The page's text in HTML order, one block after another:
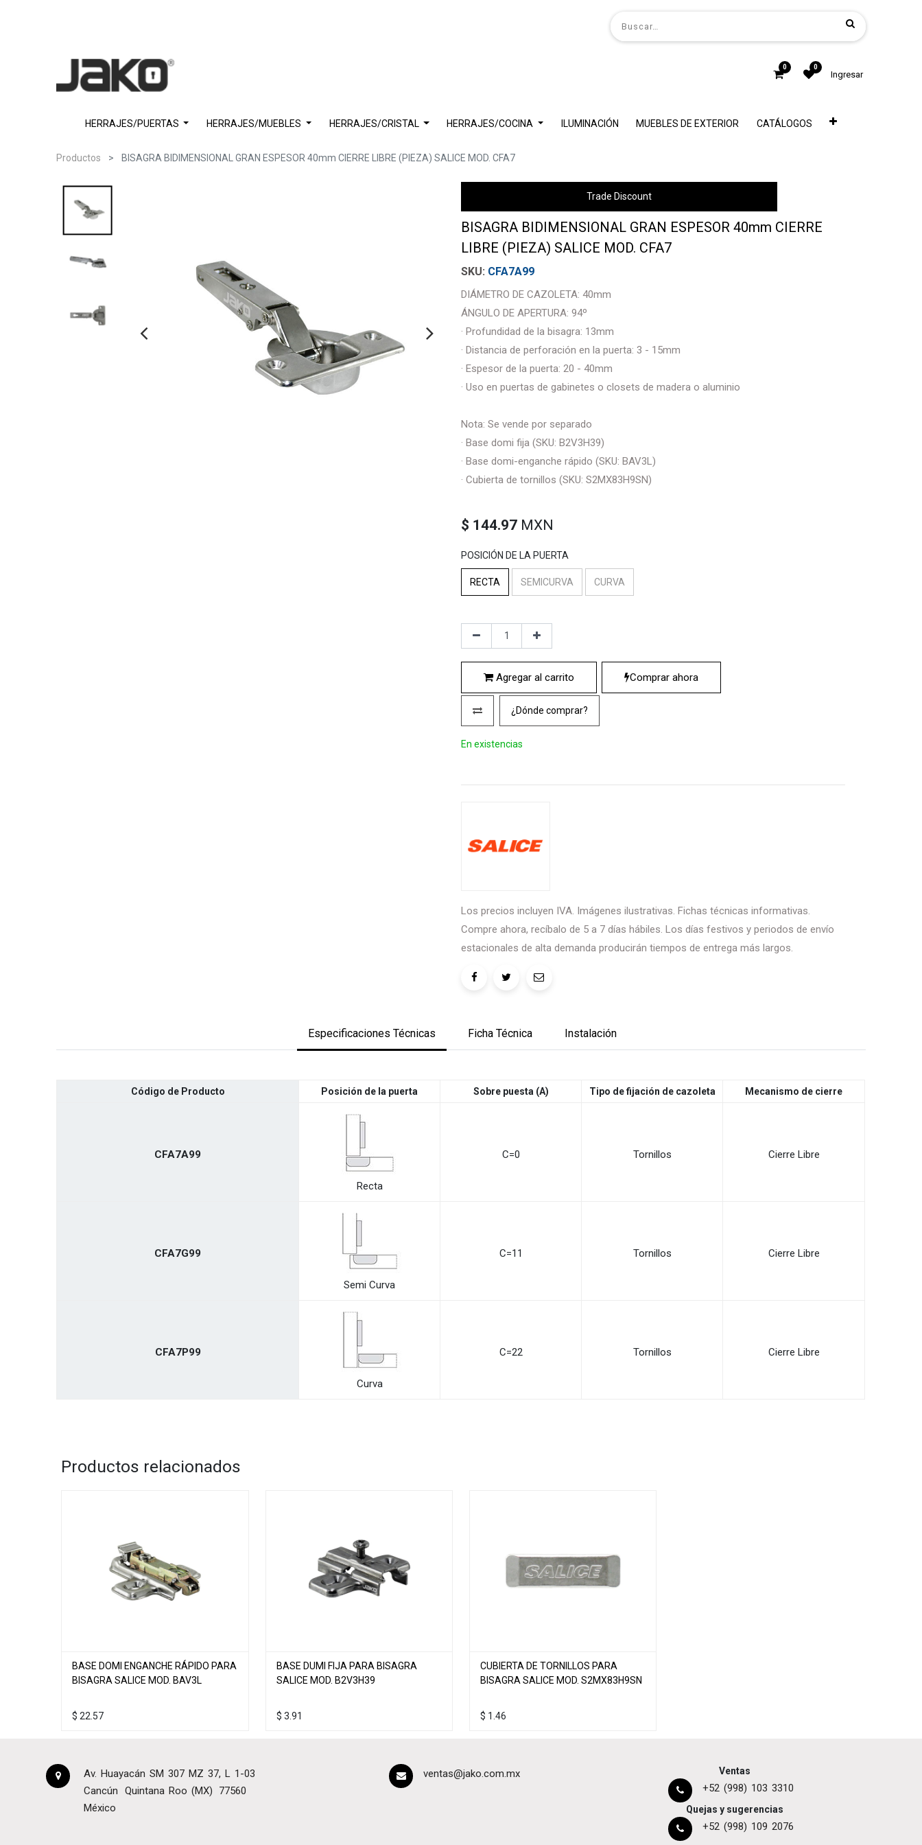
0 0
Ingresar
HERRAJES/PUERTAS HERRAJES/MUEBLES HERRAJES/CRISTAL HERRAJES/COCINA ILUMINACIÓN MUEBLES DE EXTERIOR CATÁLOGOS
Productos BISAGRA BIDIMENSIONAL GRAN ESPESOR 40mm CIERRE LIBRE (PIEZA) SALICE MOD. CFA7
Trade Discount
BISAGRA BIDIMENSIONAL GRAN ESPESOR 40mm CIERRE
LIBRE (PIEZA) SALICE MOD. CFA7
CFA7A99
DIÁMETRO DE CAZOLETA: 40mm
ÁNGULO DE APERTURA: 94º
· Profundidad de la bisagra: 13mm
· Distancia de perforación en la puerta: 3 - 15mm
· Espesor de la puerta: 20 - 40mm
· Uso en puertas de gabinetes o closets de madera o aluminio
Nota: Se vende por separado
· Base domi fija (SKU: B2V3H39)
· Base domi-enganche rápido (SKU: BAV3L)
· Cubierta de tornillos (SKU: S2MX83H9SN)
$ 144.97 MXN
POSICIÓN DE LA PUERTA
RECTA SEMICURVA CURVA
Agregar al carrito Comprar ahora
¿Dónde comprar?
En existencias
Los precios incluyen IVA. Imágenes ilustrativas. Fichas técnicas informativas.
Compre ahora, recíbalo de 5 a 7 días hábiles. Los días festivos y periodos de envío
estacionales de alta demanda producirán tiempos de entrega más largos.
Especificaciones Técnicas Ficha Técnica Instalación
Código de Producto Posición de la puerta Sobre puesta (A) Tipo de fijación de cazoleta Mecanismo de cierre
CFA7A99
Recta
C=0 Tornillos Cierre Libre
CFA7G99
Semi Curva
C=11 Tornillos Cierre Libre
CFA7P99
Curva
C=22 Tornillos Cierre Libre
Productos relacionados
BASE DOMI ENGANCHE RÁPIDO PARA
BISAGRA SALICE MOD. BAV3L
$22.57
BASE DUMI FIJA PARA BISAGRA
SALICE MOD. B2V3H39
$ 3.91
CUBIERTA DE TORNILLOS PARA
BISAGRA SALICE MOD. S2MX83H9SN
$ 1.46
Av. Huayacán SM 307 MZ 37, L 1-03
Cancún
Quintana Roo (MX)
77560
México
ventas@jako.com.mx Ventas
+52 (998) 103 3310
Quejas y sugerencias
+52 (998) 109 2076